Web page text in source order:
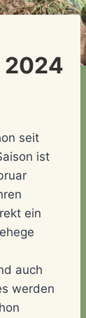
2024
seit
ist
ein
auch
werden